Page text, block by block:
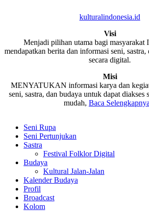
kulturalindonesia.id
Visi
Menjadi pilihan utama bagi masyarakat
mendapatkan berita dan informasi seni,
secara digital.
Misi
MENYATUKAN informasi karya dan
seni, sastra, dan budaya untuk dapat diakses
mudah, Baca
Seni Rupa
Seni Pertunjukan
Sastra
Festival Folklor Digital
Budaya
Kultural Jalan-Jalan
Kalender Budaya
Profil
Broadcast
Kolom